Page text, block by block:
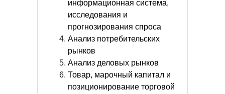
информационная система,
исследования и
прогнозирования спроса
Анализ потребительских
рынков
Анализ деловых рынков
Товар, марочный капитал и
позиционирование торговой